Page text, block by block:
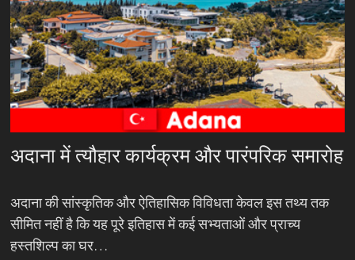
अदाना में त्यौहार कार्यक्रम और पारंपरिक समारोह
अदाना की सांस्कृतिक और ऐतिहासिक विविधता केवल इस तथ्य तक
सीमित नहीं है कि यह पूरे इतिहास में कई सभ्यताओं और प्राच्य
हस्तशिल्प का घर…